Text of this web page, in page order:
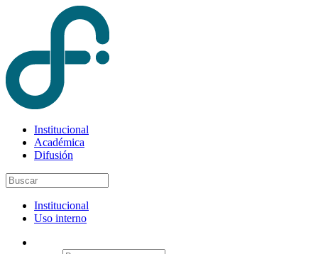
Institucional
Académica
Difusión
Institucional
Uso interno